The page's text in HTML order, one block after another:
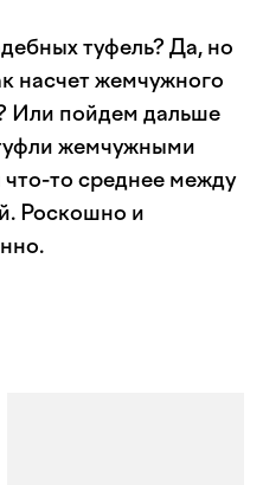
туфель? Да, но
насчет жемчужного
Или пойдем дальше
жемчужными
то среднее между
Роскошно и